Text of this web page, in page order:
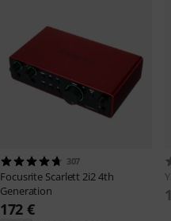
307
Focusrite Scarlett 2i2 4th
Generation
172 €